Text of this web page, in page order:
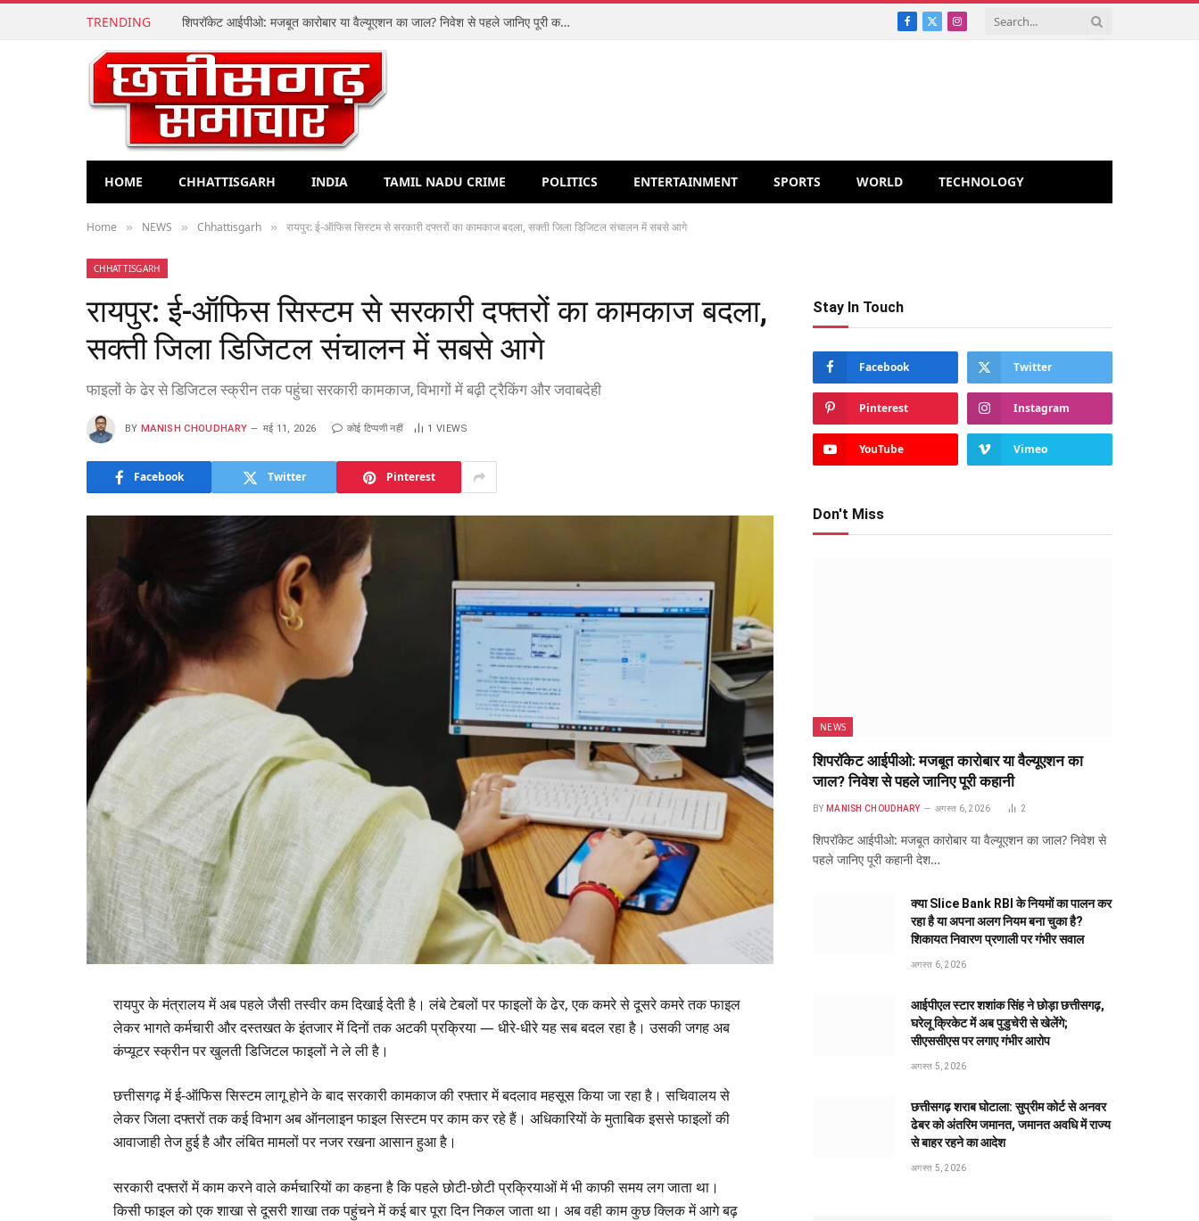
TRENDING शिपरॉकेट आईपीओ: मजबूत कारोबार या वैल्यूएशन का जाल? निवेश से पहले जानिए पूरी कहानी Facebook
X
Instagram
HOME CHHATTISGARH INDIA TAMIL NADU CRIME POLITICS ENTERTAINMENT SPORTS WORLD TECHNOLOGY
Home » NEWS » Chhattisgarh » रायपुर: ई-ऑफिस सिस्टम से सरकारी दफ्तरों का कामकाज बदला, सक्ती जिला डिजिटल संचालन में सबसे आगे
CHHATTISGARH
रायपुर: ई-ऑफिस सिस्टम से सरकारी दफ्तरों का कामकाज बदला,
सक्ती जिला डिजिटल संचालन में सबसे आगे
फाइलों के ढेर से डिजिटल स्क्रीन तक पहुंचा सरकारी कामकाज, विभागों में बढ़ी ट्रैकिंग और जवाबदेही
BY MANISH CHOUDHARY मई 11, 2026 कोई टिप्पणी नहीं 1 VIEWS
Facebook Twitter Pinterest
रायपुर के मंत्रालय में अब पहले जैसी तस्वीर कम दिखाई देती है। लंबे टेबलों पर फाइलों के ढेर, एक कमरे से दूसरे कमरे तक फाइल
लेकर भागते कर्मचारी और दस्तखत के इंतजार में दिनों तक अटकी प्रक्रिया — धीरे-धीरे यह सब बदल रहा है। उसकी जगह अब
कंप्यूटर स्क्रीन पर खुलती डिजिटल फाइलों ने ले ली है।
छत्तीसगढ़ में ई-ऑफिस सिस्टम लागू होने के बाद सरकारी कामकाज की रफ्तार में बदलाव महसूस किया जा रहा है। सचिवालय से
लेकर जिला दफ्तरों तक कई विभाग अब ऑनलाइन फाइल सिस्टम पर काम कर रहे हैं। अधिकारियों के मुताबिक इससे फाइलों की
आवाजाही तेज हुई है और लंबित मामलों पर नजर रखना आसान हुआ है।
सरकारी दफ्तरों में काम करने वाले कर्मचारियों का कहना है कि पहले छोटी-छोटी प्रक्रियाओं में भी काफी समय लग जाता था।
किसी फाइल को एक शाखा से दूसरी शाखा तक पहुंचने में कई बार पूरा दिन निकल जाता था। अब वही काम कुछ क्लिक में आगे बढ़
Stay In Touch
Facebook Twitter
Pinterest Instagram
YouTube Vimeo
Don't Miss
NEWS
शिपरॉकेट आईपीओ: मजबूत कारोबार या वैल्यूएशन का
जाल? निवेश से पहले जानिए पूरी कहानी
BY MANISH CHOUDHARY अगस्त 6, 2026 2
शिपरॉकेट आईपीओ: मजबूत कारोबार या वैल्यूएशन का जाल? निवेश से
पहले जानिए पूरी कहानी देश…
क्या Slice Bank RBI के नियमों का पालन कर
रहा है या अपना अलग नियम बना चुका है?
शिकायत निवारण प्रणाली पर गंभीर सवाल
अगस्त 6, 2026
आईपीएल स्टार शशांक सिंह ने छोड़ा छत्तीसगढ़,
घरेलू क्रिकेट में अब पुडुचेरी से खेलेंगे;
सीएससीएस पर लगाए गंभीर आरोप
अगस्त 5, 2026
छत्तीसगढ़ शराब घोटाला: सुप्रीम कोर्ट से अनवर
ढेबर को अंतरिम जमानत, जमानत अवधि में राज्य
से बाहर रहने का आदेश
अगस्त 5, 2026